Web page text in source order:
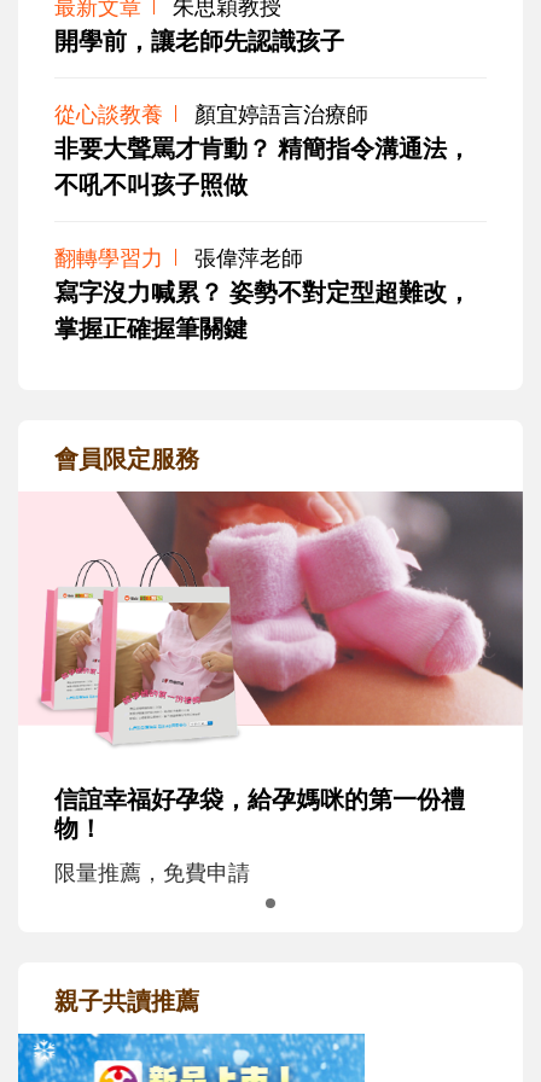
最新文章 朱思穎教授
開學前，讓老師先認識孩子
從心談教養 顏宜婷語言治療師
非要大聲罵才肯動？ 精簡指令溝通法，
不吼不叫孩子照做
翻轉學習力 張偉萍老師
寫字沒力喊累？ 姿勢不對定型超難改，
掌握正確握筆關鍵
會員限定服務
信誼幸福好孕袋，給孕媽咪的第一份禮
物！
限量推薦，免費申請
親子共讀推薦